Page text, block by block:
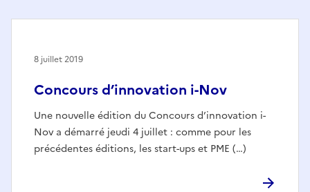
Concours d’innovation i-Nov
Une nouvelle édition du Concours d’innovation i-
Nov a démarré jeudi 4 juillet : comme pour les
précédentes éditions, les start-ups et PME (…)
8 juillet 2019